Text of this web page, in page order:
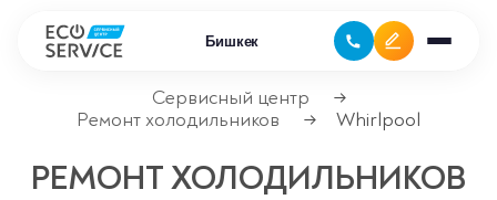
Бишкек
Сервисный центр
→
Ремонт холодильников
→ Whirlpool
РЕМОНТ ХОЛОДИЛЬНИКОВ